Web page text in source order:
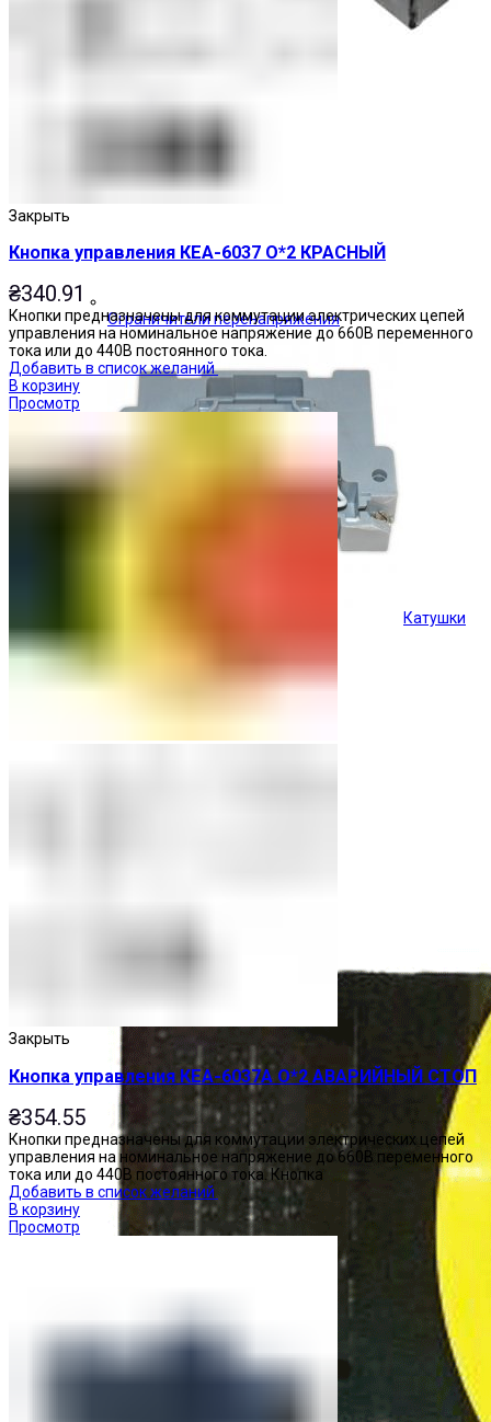
Ограничители перенапряжения
Катушки
Кнопки управления
Закрыть
Кнопка управления КЕА-6037 О*2 КРАСНЫЙ
₴340.91
Кнопки предназначены для коммутации электрических цепей
управления на номинальное напряжение до 660В переменного
тока или до 440В постоянного тока.
Добавить в список желаний
В корзину
Просмотр
Закрыть
Кнопка управления КЕА-6037А О*2 АВАРИЙНЫЙ СТОП
₴354.55
Кнопки предназначены для коммутации электрических цепей
управления на номинальное напряжение до 660В переменного
тока или до 440В постоянного тока. Кнопка
Добавить в список желаний
В корзину
Просмотр